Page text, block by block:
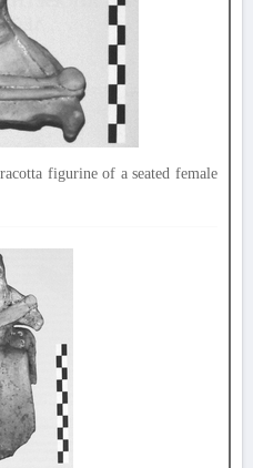
figurine of a seated female